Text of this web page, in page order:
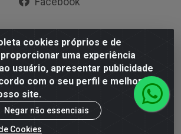
cookies próprios e de
uma experiência
usuário, apresentar publicidade
com o seu perfil e melhorar a
site.
Negar não essenciais
Cookies
- Avenida Ana Dantas, 183- Xerém -
Caxias / RJ - CEP 25250-415 - CNPJ
05.762.204/0001-83